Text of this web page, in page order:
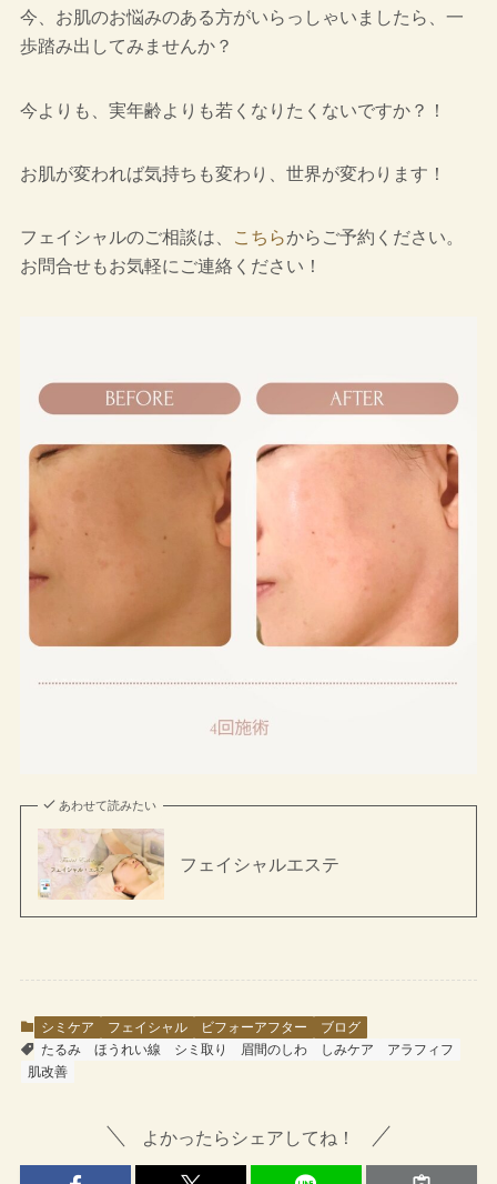
今、お肌のお悩みのある方がいらっしゃいましたら、一
歩踏み出してみませんか？
今よりも、実年齢よりも若くなりたくないですか？！
お肌が変われば気持ちも変わり、世界が変わります！
フェイシャルのご相談は、 こちらからご予約ください。
お問合せもお気軽にご連絡ください！
あわせて読みたい
フェイシャルエステ
シミケア フェイシャル ビフォーアフター
ブログ
たるみ
ほうれい線 シミ取り 眉間のしわ しみケア
アラフィフ
肌改善
よかったらシェアしてね！